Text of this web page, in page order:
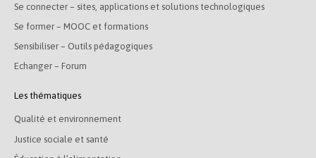
Se connecter – sites, applications et solutions technologiques
Se former – MOOC et formations
Sensibiliser – Outils pédagogiques
Echanger – Forum
Les thématiques
Qualité et environnement
Justice sociale et santé